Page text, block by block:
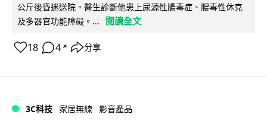
公斤後昏迷送院。醫生診斷他患上尿源性膿毒症、膿毒性休克
及多器官功能障礙。...
閱讀全文
18 4 ↗ 分享
3C科技 家居無線 影音產品